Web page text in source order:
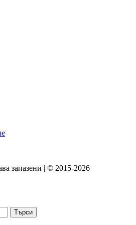
запазени | © 2015-2026